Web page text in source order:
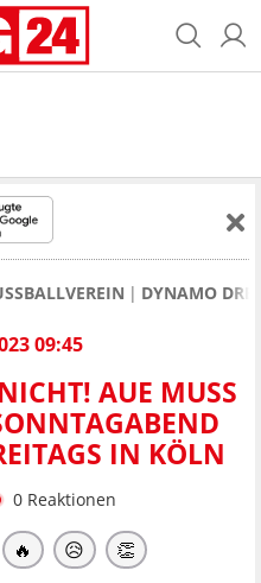
DYNAMO
09:45
AUE MUSS
IN KÖLN
0 Reaktionen
🔥 😥 👏